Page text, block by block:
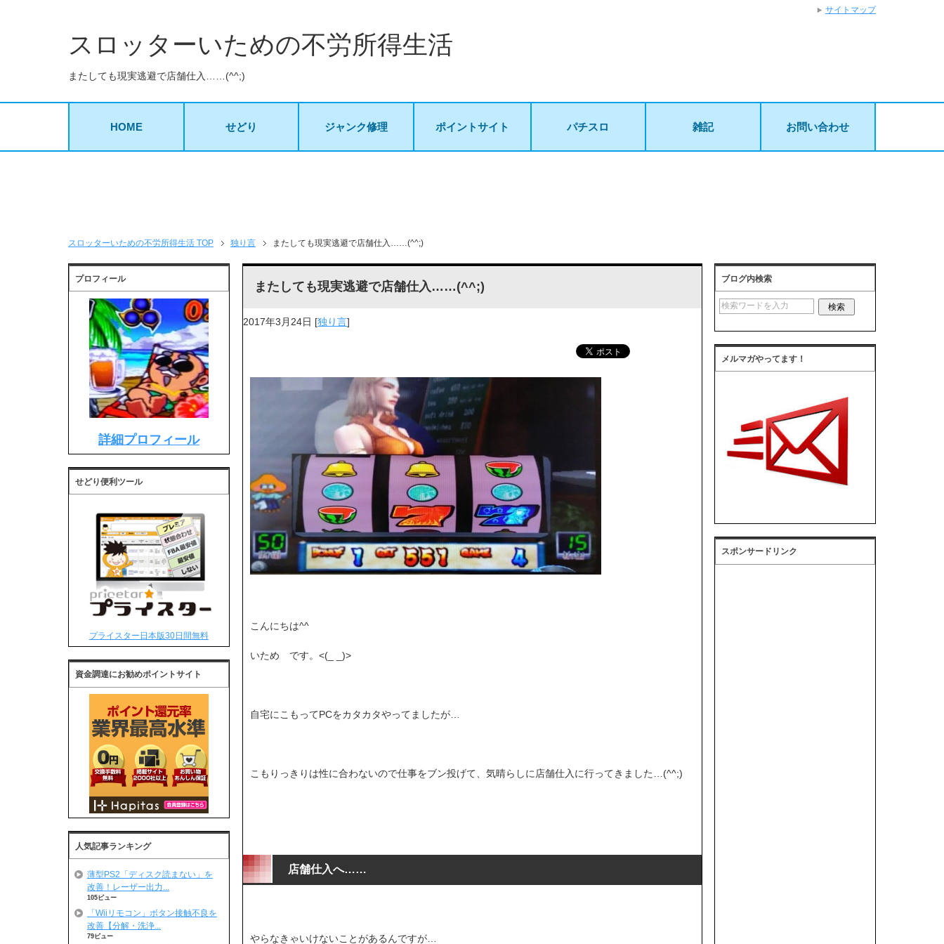
スロッターいための不労所得生活
またしても現実逃避で店舗仕入……(^^;)
HOME せどり ジャンク修理 ポイントサイト パチスロ 雑記 お問い合わせ
スロッターいための不労所得生活 TOP 独り言 またしても現実逃避で店舗仕入……(^^;)
またしても現実逃避で店舗仕入……(^^;)
2017年3月24日 [独り言]
こんにちは^^
いため です。<(_ _)>
自宅にこもってPCをカタカタやってましたが…
こもりっきりは性に合わないので仕事をブン投げて、気晴らしに店舗仕入に行ってきました…(^^;)
店舗仕入へ……
やらなきゃいけないことがあるんですが…
プロフィール
詳細プロフィール
せどり便利ツール
プライスター日本版30日間無料
資金調達にお勧めポイントサイト
人気記事ランキング
薄型PS2「ディスク読まない」を
改善！レーザー出力...
105ビュー
「Wiiリモコン」ボタン接触不良を
改善【分解・洗浄...
79ビュー
ブログ内検索
メルマガやってます！
スポンサードリンク
サイトマップ